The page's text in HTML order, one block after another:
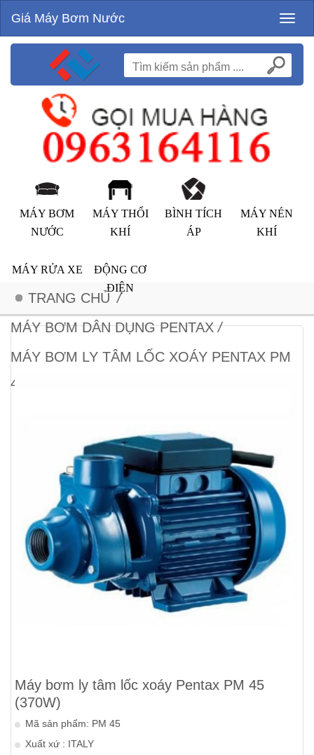
Giá Máy Bơm Nước
MÁY BƠM
NƯỚC
MÁY THỔI
KHÍ
BÌNH TÍCH
ÁP
MÁY NÉN
KHÍ
MÁY RỬA XE
ĐỘNG CƠ
ĐIỆN
TRANG CHỦ /
MÁY BƠM DÂN DỤNG PENTAX /
MÁY BƠM LY TÂM LỐC XOÁY PENTAX PM
45 (370W)
Máy bơm ly tâm lốc xoáy Pentax PM 45
(370W)
Mã sản phẩm: PM 45
Xuất xứ : ITALY